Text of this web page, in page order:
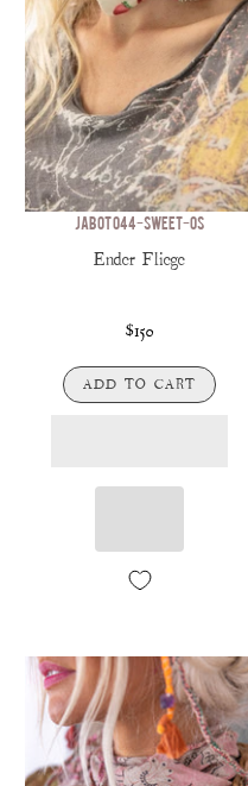
JABOT 044-SWEET-OS
Ender Fliege
$150
ADD TO CART